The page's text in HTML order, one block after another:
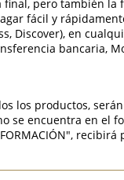
final, pero también la
fácil y
Discover), en
bancaria,
los productos,
se encuentra en el